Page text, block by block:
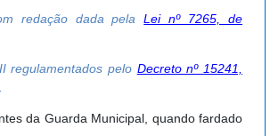
redação dada pelaLei nº 7265, de
regulamentados pelo Decreto nº 15241,
da Guarda Municipal, quando fardado